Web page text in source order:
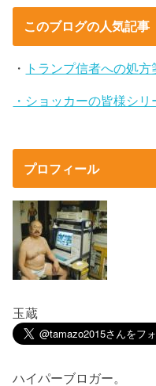
このブログの人気記事
・ トランプ信者への処
・ショッカーの皆様シリ
プロフィール
玉蔵
ハイパーブロガー。